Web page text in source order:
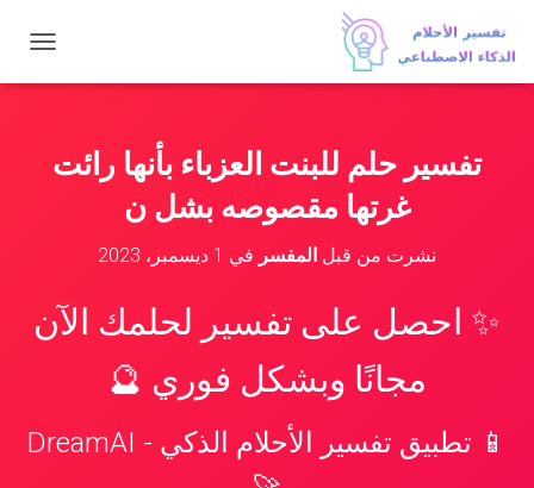
ب
تفسير حلم للبنت العزباء بأنها رائت
غرتها مقصوصه بشل ن
نشرت من قبل المفسر في 1 ديسمبر، 2023
✨ احصل على تفسير لحلمك الآن
مجانًا وبشكل فوري 🔮
📱 تطبيق تفسير الأحلام الذكي - DreamAI